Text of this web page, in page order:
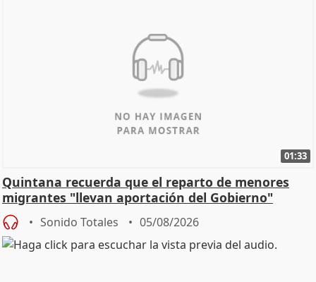
01:33
Quintana recuerda que el reparto de menores
migrantes "llevan aportación del Gobierno"
central
Sonido Totales 05/08/2026